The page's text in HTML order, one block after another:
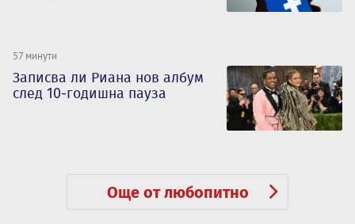
57 минути
Записва ли Риана нов албум
след 10-годишна пауза
Още от любопитно